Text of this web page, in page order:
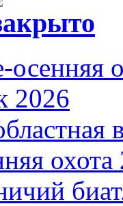
осенняя
2026
охота